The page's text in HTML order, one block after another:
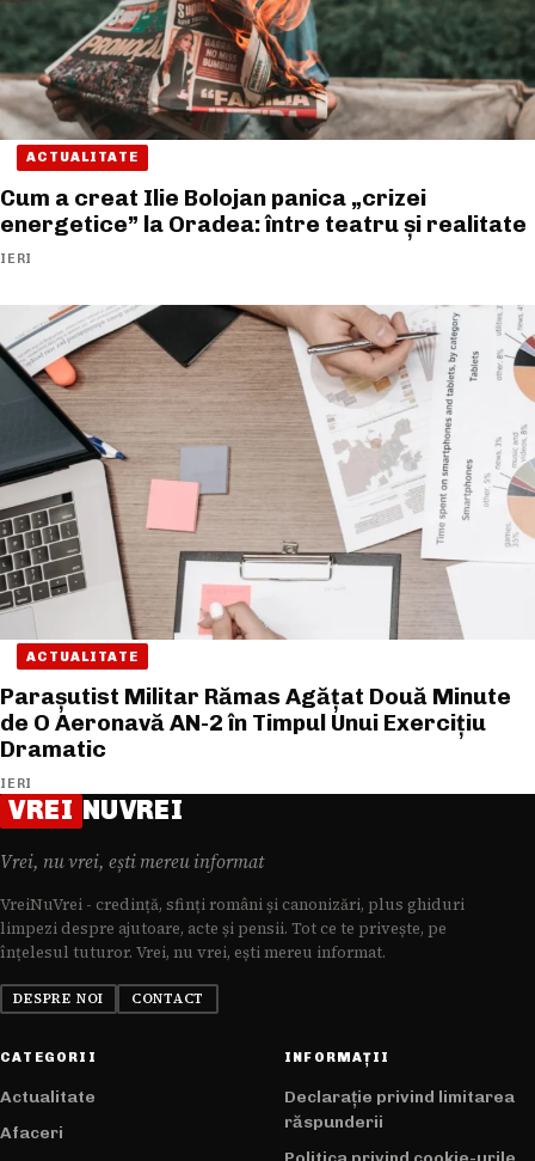
ACTUALITATE
Cum a creat Ilie Bolojan panica „crizei
energetice” la Oradea: între teatru și realitate
IERI
ACTUALITATE
Parașutist Militar Rămas Agățat Două Minute
de O Aeronavă AN-2 în Timpul Unui Exercițiu
Dramatic
IERI
VREI NUVREI
Vrei, nu vrei, ești mereu informat
VreiNuVrei - credință, sfinți români și canonizări, plus ghiduri
limpezi despre ajutoare, acte și pensii. Tot ce te privește, pe
înțelesul tuturor. Vrei, nu vrei, ești mereu informat.
DESPRE NOI CONTACT
CATEGORII
Actualitate
Afaceri
INFORMAȚII
Declarație privind limitarea
răspunderii